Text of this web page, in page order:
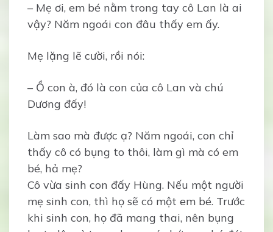
– Mẹ ơi, em bé nằm trong tay cô Lan là ai
vậy? Năm ngoái con đâu thấy em ấy.
Mẹ lặng lẽ cười, rồi nói:
– Ồ con à, đó là con của cô Lan và chú
Dương đấy!
Làm sao mà được ạ? Năm ngoái, con chỉ
thấy cô có bụng to thôi, làm gì mà có em
bé, hả mẹ?
Cô vừa sinh con đấy Hùng. Nếu một người
mẹ sinh con, thì họ sẽ có một em bé. Trước
khi sinh con, họ đã mang thai, nên bụng